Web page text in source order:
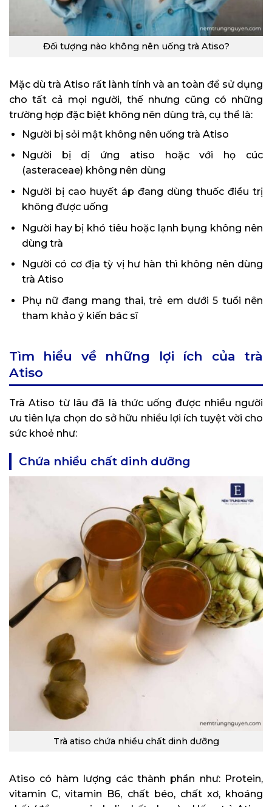
Đối tượng nào không nên uống trà Atiso?
Mặc dù trà Atiso rất lành tính và an toàn để sử dụng
cho tất cả mọi người, thế nhưng cũng có những
trường hợp đặc biệt không nên dùng trà, cụ thể là:
Người bị sỏi mật không nên uống trà Atiso
Người bị dị ứng atiso hoặc với họ cúc
(asteraceae) không nên dùng
Người bị cao huyết áp đang dùng thuốc điều trị
không được uống
Người hay bị khó tiêu hoặc lạnh bụng không nên
dùng trà
Người có cơ địa tỳ vị hư hàn thì không nên dùng
trà Atiso
Phụ nữ đang mang thai, trẻ em dưới 5 tuổi nên
tham khảo ý kiến bác sĩ
Tìm hiểu về những lợi ích của trà
Atiso
Trà Atiso từ lâu đã là thức uống được nhiều người
ưu tiên lựa chọn do sở hữu nhiều lợi ích tuyệt vời cho
sức khoẻ như:
Chứa nhiều chất dinh dưỡng
Trà atiso chứa nhiều chất dinh dưỡng
Atiso có hàm lượng các thành phần như: Protein,
vitamin C, vitamin B6, chất béo, chất xơ, khoáng